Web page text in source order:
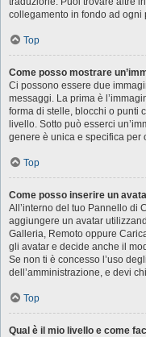
collegamento in fondo ad ogni
Top
Come posso mostrare
Ci possono essere due
messaggi. La prima è
forma di stelle, blocchi o punti
livello. Sotto può esserci
genere è unica e specifica per
Top
Come posso inserire un
All’interno del tuo Pannello di
aggiungere un avatar
Galleria, Remoto oppure
gli avatar e decide anche il
Se non ti è concesso l’uso
dell’amministrazione, e devi
Top
Qual è il mio livello e come